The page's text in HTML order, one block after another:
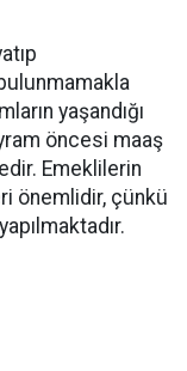
yaşandığı
öncesi maaş
Emeklilerin
önemlidir, çünkü